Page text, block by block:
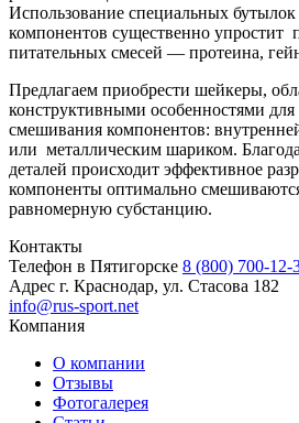
Использование специальных
компонентов существенно упростит
питательных смесей — протеина,
Предлагаем приобрести шейкеры,
конструктивными особенностями для
смешивания компонентов:
или металлическим шариком.
деталей происходит эффективное
компоненты оптимально
равномерную субстанцию.
Контакты
Телефон в Пятигорске 8 (800) 700-12-
Адрес г. Краснодар, ул. Стасова 182
info@rus-sport.net
Компания
О компании
Отзывы
Фотогалерея